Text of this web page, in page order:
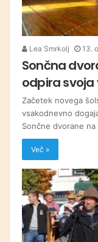
Lea Smrkolj 13.
Sončna
odpira
Začetek novega
vsakodnevno
Sončne dvorane
Več »